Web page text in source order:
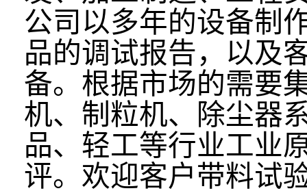
公司以多年的设备制
品的调试报告，以及
备。根据市场的需要
机、制粒机、除尘器
品、轻工等行业工业
评。欢迎客户带料试